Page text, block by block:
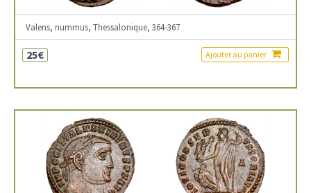
Valens, nummus, Thessalonique, 364-367
25€ Ajouter au panier